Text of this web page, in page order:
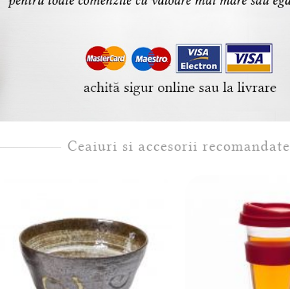
Ceaiuri si accesorii recomandate